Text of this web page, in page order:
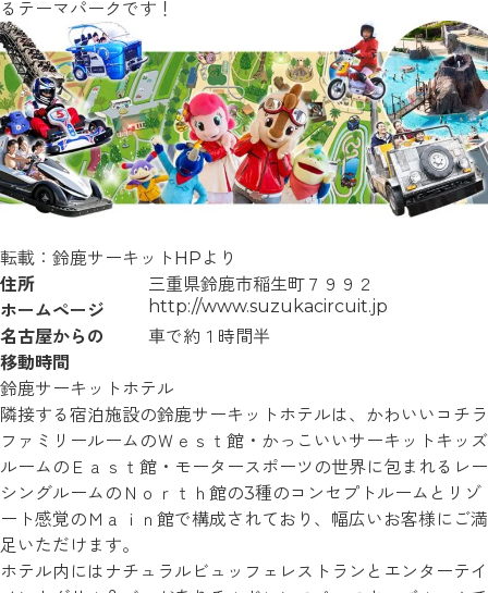
るテーマパークです！
転載：鈴鹿サーキットHPより
住所
三重県鈴鹿市稲生町７９９２
ホームページ
http://www.suzukacircuit.jp
名古屋からの
移動時間
車で約１時間半
鈴鹿サーキットホテル
隣接する宿泊施設の鈴鹿サーキットホテルは、かわいいコチラ
ファミリールームのＷｅｓｔ館・かっこいいサーキットキッズ
ルームのＥａｓｔ館・モータースポーツの世界に包まれるレー
シングルームのＮｏｒｔｈ館の3種のコンセプトルームとリゾ
ート感覚のＭａｉｎ館で構成されており、幅広いお客様にご満
足いただけます。
ホテル内にはナチュラルビュッフェレストランとエンターテイ